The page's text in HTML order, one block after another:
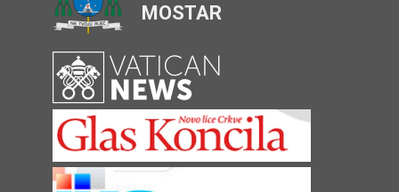
MOSTAR